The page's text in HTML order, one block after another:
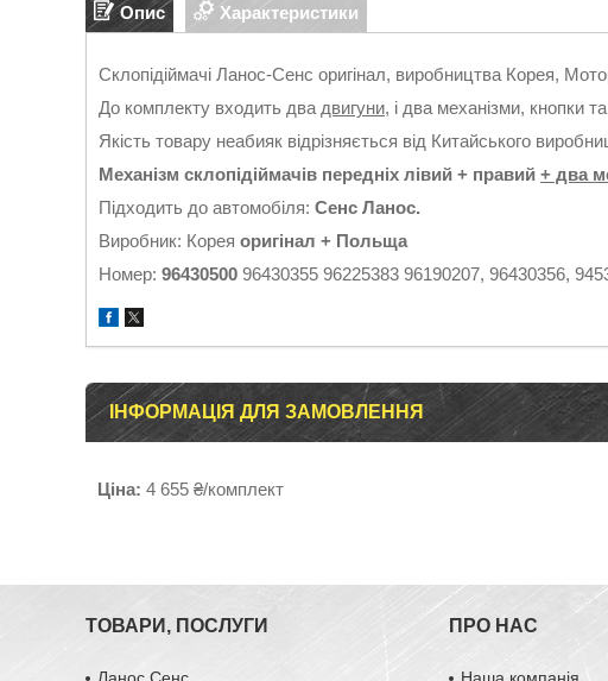
Опис Характеристики
Склопідіймачі Ланос-Сенс оригінал, виробництва Корея,
До комплекту входить два двигуни, і два механізми, кнопки
Якість товару неабияк відрізняється від Китайського
Механізм склопідіймачів передніх лівий + правий + два
Підходить до автомобіля: Сенс Ланос.
Виробник: Корея оригінал + Польща
Номер: 96430500 96430355 96225383 96190207, 96430356,
ІНФОРМАЦІЯ ДЛЯ ЗАМОВЛЕННЯ
Ціна: 4 655 ₴/комплект
ТОВАРИ, ПОСЛУГИ ПРО НАС